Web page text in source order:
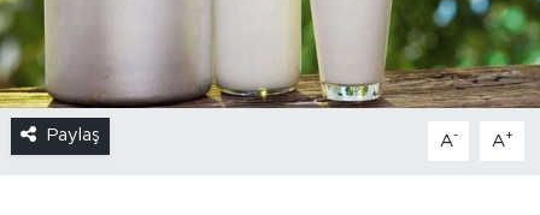
Paylaş A- A+